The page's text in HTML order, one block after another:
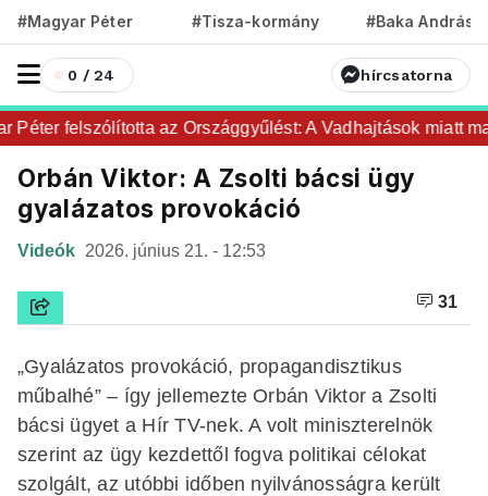
#Magyar Péter #Tisza-kormány #Baka András
0 / 24 hírcsatorna
felszólította az Országgyűlést: A Vadhajtások miatt
Orbán Viktor: A Zsolti bácsi ügy
gyalázatos provokáció
Videók 2026. június 21. - 12:53
31
„Gyalázatos provokáció, propagandisztikus
műbalhé” – így jellemezte Orbán Viktor a Zsolti
bácsi ügyet a Hír TV-nek. A volt miniszterelnök
szerint az ügy kezdettől fogva politikai célokat
szolgált, az utóbbi időben nyilvánosságra került